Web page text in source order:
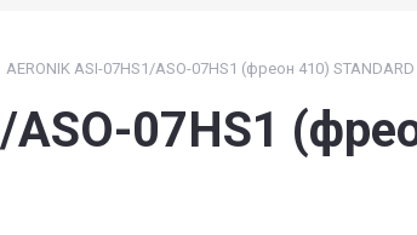
AERONIK ASI-07HS1/ASO-07HS1 (фреон 410) STANDARD
07HS1